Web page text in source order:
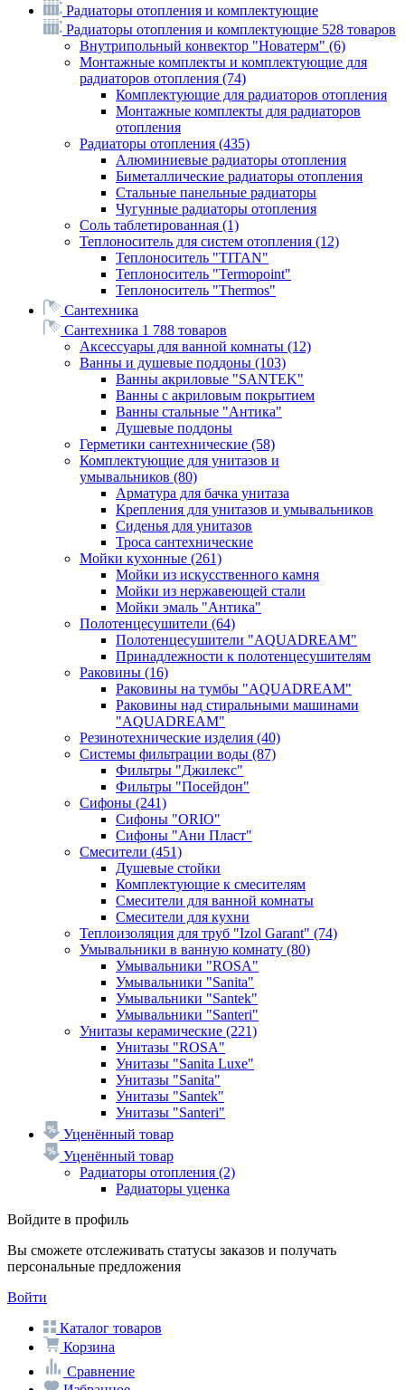
Радиаторы отопления и комплектующие
Радиаторы отопления и комплектующие 528 товаров
Внутрипольный конвектор "Новатерм" (6)
Монтажные комплекты и комплектующие для
радиаторов отопления (74)
Комплектующие для радиаторов отопления
Монтажные комплекты для радиаторов
отопления
Радиаторы отопления (435)
Алюминиевые радиаторы отопления
Биметаллические радиаторы отопления
Стальные панельные радиаторы
Чугунные радиаторы отопления
Соль таблетированная (1)
Теплоноситель для систем отопления (12)
Теплоноситель "TITAN"
Теплоноситель "Termopoint"
Теплоноситель "Thermos"
Сантехника
Сантехника 1 788 товаров
Аксессуары для ванной комнаты (12)
Ванны и душевые поддоны (103)
Ванны акриловые "SANTEK"
Ванны с акриловым покрытием
Ванны стальные "Антика"
Душевые поддоны
Герметики сантехнические (58)
Комплектующие для унитазов и
умывальников (80)
Арматура для бачка унитаза
Крепления для унитазов и умывальников
Сиденья для унитазов
Троса сантехнические
Мойки кухонные (261)
Мойки из искусственного камня
Мойки из нержавеющей стали
Мойки эмаль "Антика"
Полотенцесушители (64)
Полотенцесушители "AQUADREAM"
Принадлежности к полотенцесушителям
Раковины (16)
Раковины на тумбы "AQUADREAM"
Раковины над стиральными машинами
"AQUADREAM"
Резинотехнические изделия (40)
Системы фильтрации воды (87)
Фильтры "Джилекс"
Фильтры "Посейдон"
Сифоны (241)
Сифоны "ORIO"
Сифоны "Ани Пласт"
Смесители (451)
Душевые стойки
Комплектующие к смесителям
Смесители для ванной комнаты
Смесители для кухни
Теплоизоляция для труб "Izol Garant" (74)
Умывальники в ванную комнату (80)
Умывальники "ROSA"
Умывальники "Sanita"
Умывальники "Santek"
Умывальники "Santeri"
Унитазы керамические (221)
Унитазы "ROSA"
Унитазы "Sanita Luxe"
Унитазы "Sanita"
Унитазы "Santek"
Унитазы "Santeri"
Уценённый товар
Уценённый товар
Радиаторы отопления (2)
Радиаторы уценка
Войдите в профиль
Вы сможете отслеживать статусы заказов и получать
персональные предложения
Войти
Каталог товаров
Корзина
Сравнение